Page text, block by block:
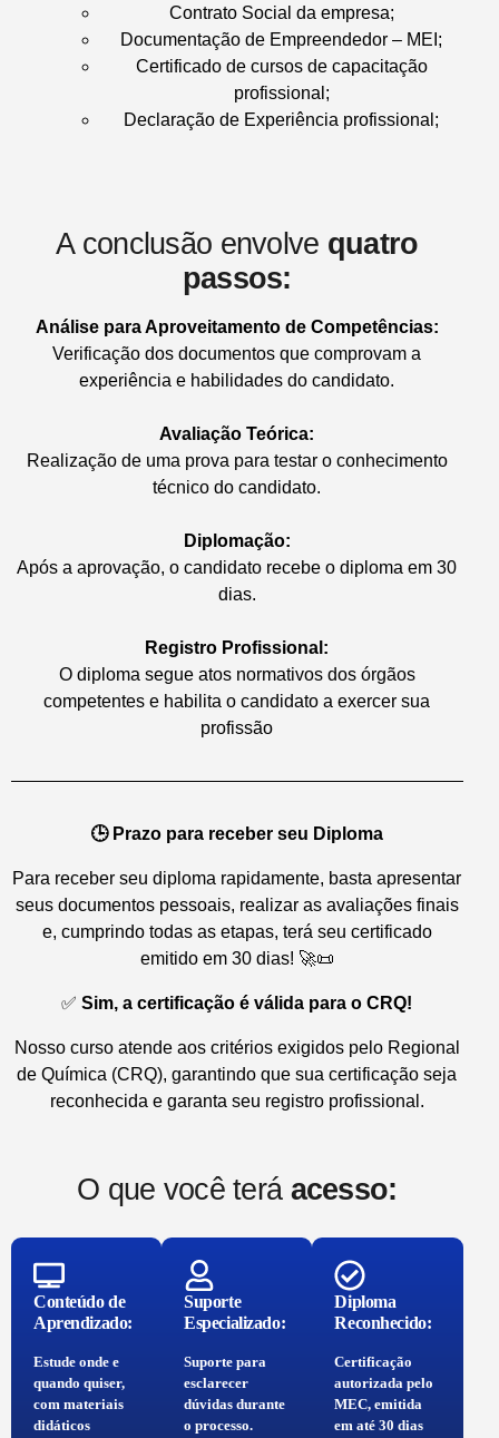
Contrato Social da empresa;
Documentação de Empreendedor – MEI;
Certificado de cursos de capacitação
profissional;
Declaração de Experiência profissional;
A conclusão envolve quatro
passos:
Análise para Aproveitamento de Competências:
Verificação dos documentos que comprovam a
experiência e habilidades do candidato.
Avaliação Teórica:
Realização de uma prova para testar o conhecimento
técnico do candidato.
Diplomação:
Após a aprovação, o candidato recebe o diploma em 30
dias.
Registro Profissional:
O diploma segue atos normativos dos órgãos
competentes e habilita o candidato a exercer sua
profissão
🕒 Prazo para receber seu Diploma
Para receber seu diploma rapidamente, basta apresentar
seus documentos pessoais, realizar as avaliações finais
e, cumprindo todas as etapas, terá seu certificado
emitido em 30 dias! 🚀📜
✅Sim, a certificação é válida para o CRQ!
Nosso curso atende aos critérios exigidos pelo Regional
de Química (CRQ), garantindo que sua certificação seja
reconhecida e garanta seu registro profissional.
O que você terá acesso:
Conteúdo de
Aprendizado:
Estude onde e
quando quiser,
com materiais
didáticos
Suporte
Especializado:
Suporte para
esclarecer
dúvidas durante
o processo.
Diploma
Reconhecido:
Certificação
autorizada pelo
MEC, emitida
em até 30 dias